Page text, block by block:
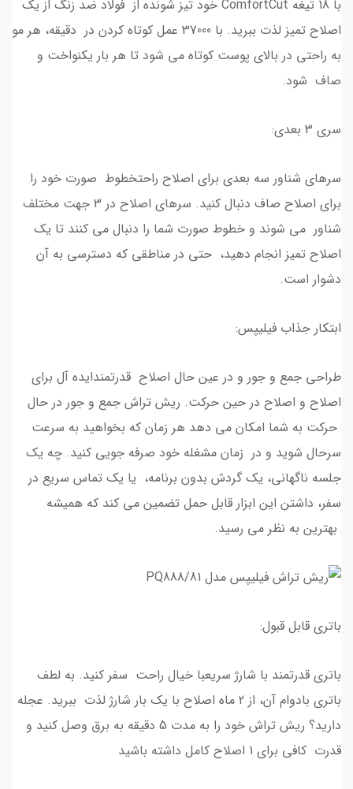
با 18 تیغه ComfortCut خود تیز شونده از فولاد ضد زنگ از یک
اصلاح تمیز لذت ببرید. با 37000 عمل کوتاه کردن در دقیقه، هر مو
به راحتی در بالای پوست کوتاه می شود تا هر بار یکنواخت و
صاف شود.
سری 3 بعدی:
سرهای شناور سه بعدی برای اصلاح راحتخطوط صورت خود را
برای اصلاح صاف دنبال کنید. سرهای اصلاح در 3 جهت مختلف
شناور می شوند و خطوط صورت شما را دنبال می کنند تا یک
اصلاح تمیز انجام دهید، حتی در مناطقی که دسترسی به آن
دشوار است.
ابتکار جذاب فیلیپس:
طراحی جمع و جور و در عین حال اصلاح قدرتمندایده آل برای
اصلاح و اصلاح در حین حرکت. ریش تراش جمع و جور در حال
حرکت به شما امکان می دهد هر زمان که بخواهید به سرعت
سرحال شوید و در زمان مشغله خود صرفه جویی کنید. چه یک
جلسه ناگهانی، یک گردش بدون برنامه، یا یک تماس سریع در
سفر، داشتن این ابزار قابل حمل تضمین می کند که همیشه
بهترین به نظر می رسید.
باتری قابل قبول:
باتری قدرتمند با شارژ سریعبا خیال راحت سفر کنید. به لطف
باتری بادوام آن، از 2 ماه اصلاح با یک بار شارژ لذت ببرید. عجله
دارید؟ ریش تراش خود را به مدت 5 دقیقه به برق وصل کنید و
قدرت کافی برای 1 اصلاح کامل داشته باشید